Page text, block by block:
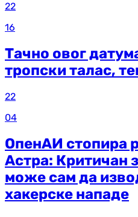
22
16
Тачно овог
тропски талас,
22
04
ОпенАИ стопира
Астра: Критичан
може сам да
хакерске нападе